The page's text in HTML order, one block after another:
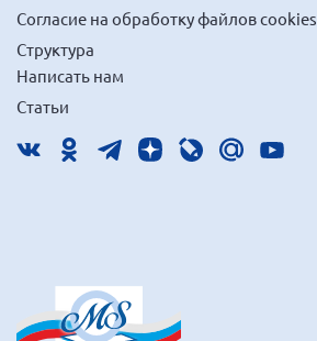
Согласие на обработку файлов cookies
Структура
Написать нам
Статьи